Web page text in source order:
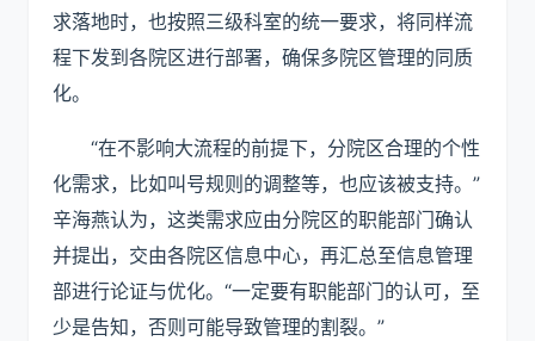
求落地时，也按照三级科室的统一要求，将同样流
程下发到各院区进行部署，确保多院区管理的同质
化。
“在不影响大流程的前提下，分院区合理的个性
化需求，比如叫号规则的调整等，也应该被支持。”
辛海燕认为，这类需求应由分院区的职能部门确认
并提出，交由各院区信息中心，再汇总至信息管理
部进行论证与优化。“一定要有职能部门的认可，至
少是告知，否则可能导致管理的割裂。”